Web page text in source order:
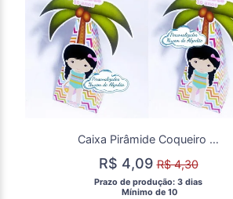
Caixa Pirâmide Coqueiro Pool Party
R$ 4,09R$ 4,30
Prazo de produção: 3 dias
  Mínimo de 10